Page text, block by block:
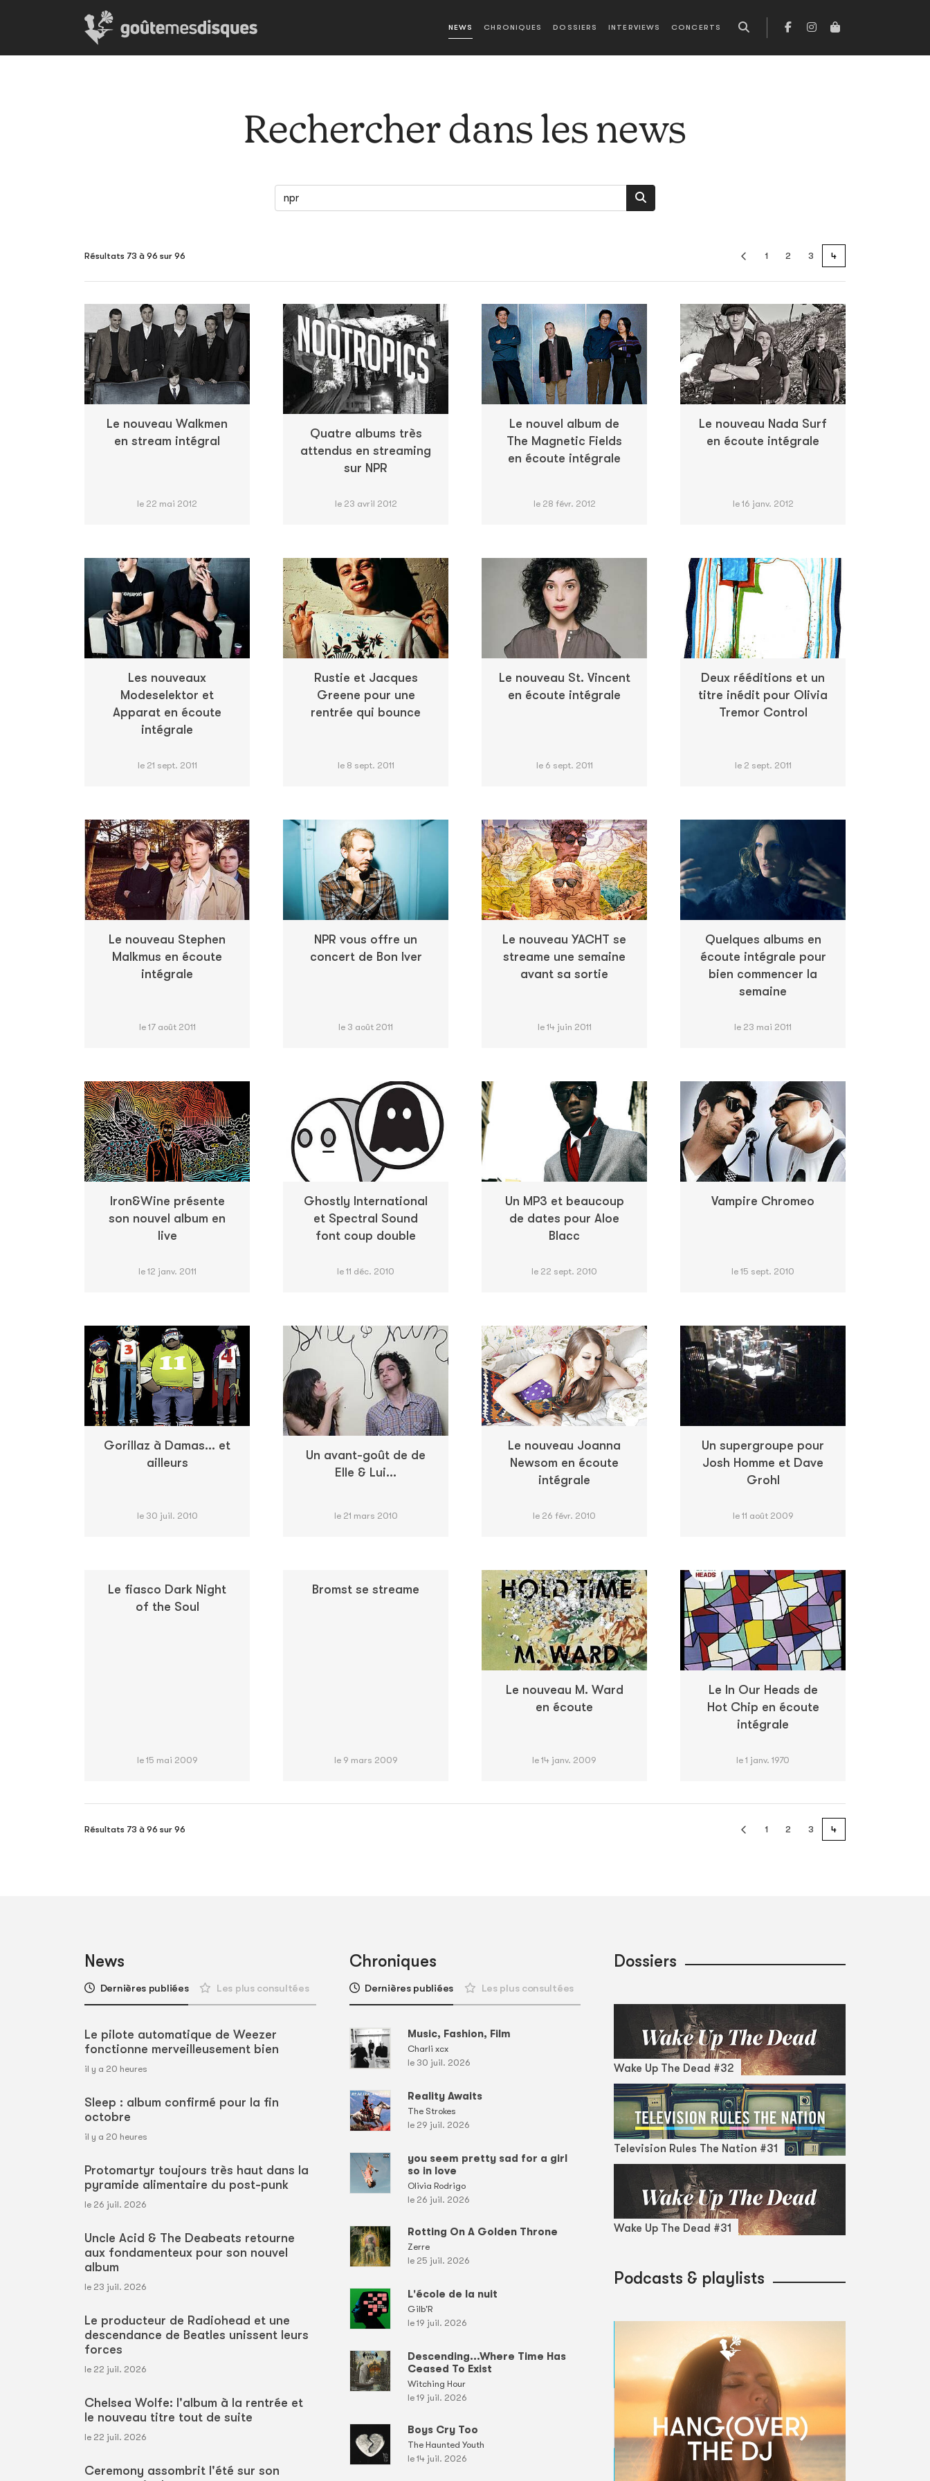
NEWS CHRONIQUES DOSSIERS INTERVIEWS CONCERTS
Rechercher dans les news
Résultats 73 à 96 sur 96 1 2 3 4
Le nouveau Walkmen
en stream intégral
le 22 mai 2012
Quatre albums très
attendus en streaming
sur NPR
le 23 avril 2012
Le nouvel album de
The Magnetic Fields
en écoute intégrale
le 28 févr. 2012
Le nouveau Nada Surf
en écoute intégrale
le 16 janv. 2012
Les nouveaux
Modeselektor et
Apparat en écoute
intégrale
le 21 sept. 2011
Rustie et Jacques
Greene pour une
rentrée qui bounce
le 8 sept. 2011
Le nouveau St. Vincent
en écoute intégrale
le 6 sept. 2011
Deux rééditions et un
titre inédit pour Olivia
Tremor Control
le 2 sept. 2011
Le nouveau Stephen
Malkmus en écoute
intégrale
le 17 août 2011
NPR vous offre un
concert de Bon Iver
le 3 août 2011
Le nouveau YACHT se
streame une semaine
avant sa sortie
le 14 juin 2011
Quelques albums en
écoute intégrale pour
bien commencer la
semaine
le 23 mai 2011
Iron&Wine présente
son nouvel album en
live
le 12 janv. 2011
Ghostly International
et Spectral Sound
font coup double
le 11 déc. 2010
Un MP3 et beaucoup
de dates pour Aloe
Blacc
le 22 sept. 2010
Vampire Chromeo
le 15 sept. 2010
Gorillaz à Damas... et
ailleurs
le 30 juil. 2010
Un avant-goût de de
Elle & Lui...
le 21 mars 2010
Le nouveau Joanna
Newsom en écoute
intégrale
le 26 févr. 2010
Un supergroupe pour
Josh Homme et Dave
Grohl
le 11 août 2009
Le fiasco Dark Night
of the Soul
le 15 mai 2009
Bromst se streame
le 9 mars 2009
Le nouveau M. Ward
en écoute
le 14 janv. 2009
Le In Our Heads de
Hot Chip en écoute
intégrale
le 1 janv. 1970
Résultats 73 à 96 sur 96 1 2 3 4
News
Dernières publiées Les plus consultées
Le pilote automatique de Weezer
fonctionne merveilleusement bien
il y a 20 heures
Sleep : album confirmé pour la fin
octobre
il y a 20 heures
Protomartyr toujours très haut dans la
pyramide alimentaire du post-punk
le 26 juil. 2026
Uncle Acid & The Deabeats retourne
aux fondamenteux pour son nouvel
album
le 23 juil. 2026
Le producteur de Radiohead et une
descendance de Beatles unissent leurs
forces
le 22 juil. 2026
Chelsea Wolfe: l'album à la rentrée et
le nouveau titre tout de suite
le 22 juil. 2026
Ceremony assombrit l'été sur son
Chroniques
Dernières publiées Les plus consultées
Music, Fashion, Film
Charli xcx
le 30 juil. 2026
Reality Awaits
The Strokes
le 29 juil. 2026
you seem pretty sad for a girl
so in love
Olivia Rodrigo
le 26 juil. 2026
Rotting On A Golden Throne
Zerre
le 25 juil. 2026
L'école de la nuit
Gilb'R
le 19 juil. 2026
Descending...Where Time Has
Ceased To Exist
Witching Hour
le 19 juil. 2026
Boys Cry Too
The Haunted Youth
le 14 juil. 2026
Dossiers
Wake Up The Dead #32
Television Rules The Nation #31
Wake Up The Dead #31
Podcasts & playlists